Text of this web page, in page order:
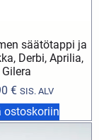
säätötappi ja
Derbi, Aprilia,
Gilera
€ SIS. ALV
ostoskoriin